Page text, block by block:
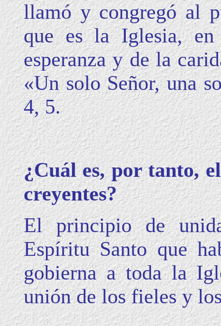
llamó y congregó al
que es la Iglesia,
esperanza y de la
«Un solo Señor, una
4, 5.
¿Cuál es, por tanto,
creyentes?
El principio de
Espíritu Santo que
gobierna a toda la
unión de los fieles y